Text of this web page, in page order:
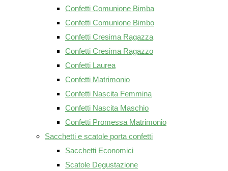
Confetti Comunione Bimba
Confetti Comunione Bimbo
Confetti Cresima Ragazza
Confetti Cresima Ragazzo
Confetti Laurea
Confetti Matrimonio
Confetti Nascita Femmina
Confetti Nascita Maschio
Confetti Promessa Matrimonio
Sacchetti e scatole porta confetti
Sacchetti Economici
Scatole Degustazione